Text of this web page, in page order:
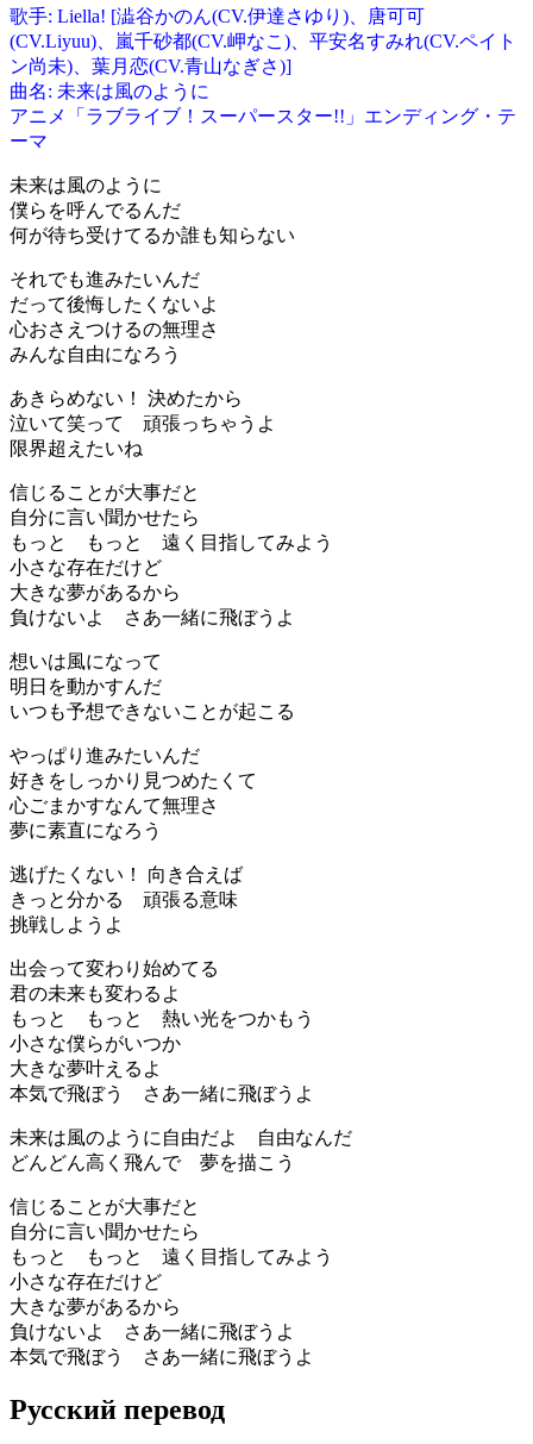
歌手: Liella! [澁谷かのん(CV.伊達さゆり)、唐可可
(CV.Liyuu)、嵐千砂都(CV.岬なこ)、平安名すみれ(CV.ペイト
ン尚未)、葉月恋(CV.青山なぎさ)]
曲名: 未来は風のように
アニメ「ラブライブ！スーパースター!!」エンディング・テ
ーマ
未来は風のように
僕らを呼んでるんだ
何が待ち受けてるか誰も知らない
それでも進みたいんだ
だって後悔したくないよ
心おさえつけるの無理さ
みんな自由になろう
あきらめない！ 決めたから
泣いて笑って 頑張っちゃうよ
限界超えたいね
信じることが大事だと
自分に言い聞かせたら
もっと もっと 遠く目指してみよう
小さな存在だけど
大きな夢があるから
負けないよ さあ一緒に飛ぼうよ
想いは風になって
明日を動かすんだ
いつも予想できないことが起こる
やっぱり進みたいんだ
好きをしっかり見つめたくて
心ごまかすなんて無理さ
夢に素直になろう
逃げたくない！ 向き合えば
きっと分かる 頑張る意味
挑戦しようよ
出会って変わり始めてる
君の未来も変わるよ
もっと もっと 熱い光をつかもう
小さな僕らがいつか
大きな夢叶えるよ
本気で飛ぼう さあ一緒に飛ぼうよ
未来は風のように自由だよ 自由なんだ
どんどん高く飛んで 夢を描こう
信じることが大事だと
自分に言い聞かせたら
もっと もっと 遠く目指してみよう
小さな存在だけど
大きな夢があるから
負けないよ さあ一緒に飛ぼうよ
本気で飛ぼう さあ一緒に飛ぼうよ
Русский перевод